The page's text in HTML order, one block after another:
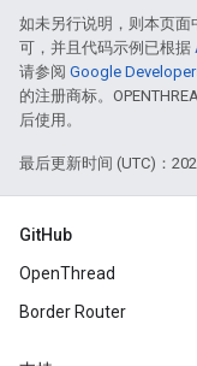
如未另行说明，则本页面
可，并且代码示例已根据
请参阅 Google
的注册商标。
后使用。
最后更新时间 (UTC)：
GitHub
OpenThread
Border Router